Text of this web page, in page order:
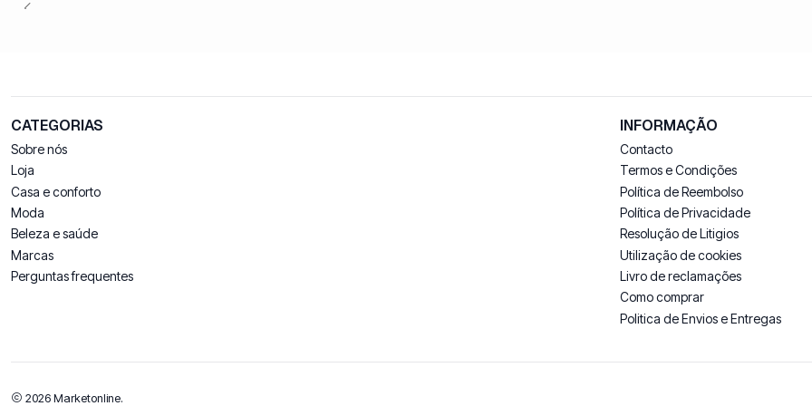
CATEGORIAS
Sobre nós
Loja
Casa e conforto
Moda
Beleza e saúde
Marcas
Perguntas frequentes
INFORMAÇÃO
Contacto
Termos e Condições
Política de Reembolso
Política de Privacidade
Resolução de Litigios
Utilização de cookies
Livro de reclamações
Como comprar
Politica de Envios e Entregas
2026 Marketonline.